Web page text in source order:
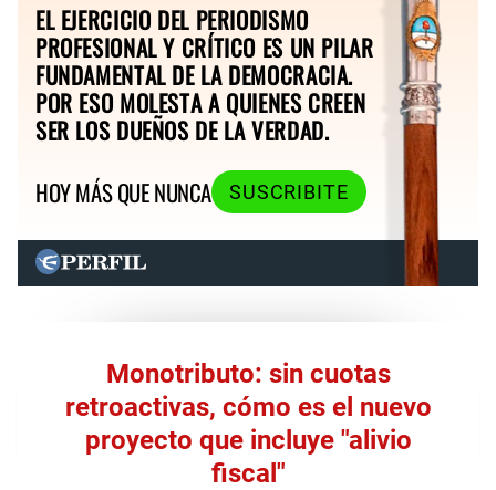
EL EJERCICIO DEL PERIODISMO
PROFESIONAL Y CRÍTICO ES UN PILAR
FUNDAMENTAL DE LA DEMOCRACIA.
POR ESO MOLESTA A QUIENES CREEN
SER LOS DUEÑOS DE LA VERDAD.
HOY MÁS QUE NUNCA
SUSCRIBITE
Monotributo: sin cuotas
retroactivas, cómo es el nuevo
proyecto que incluye "alivio
fiscal"